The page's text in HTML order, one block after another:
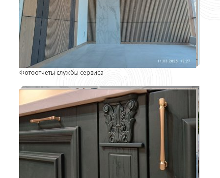
Фотоотчеты службы сервиса